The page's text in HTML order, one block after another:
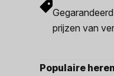
prijzen van
Populaire